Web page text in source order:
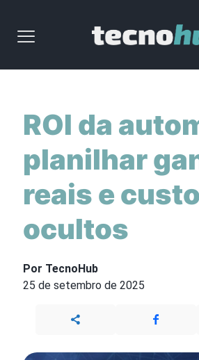
ROI da
planilhar
reais e
ocultos
Por TecnoHub
25 de setembro de 2025